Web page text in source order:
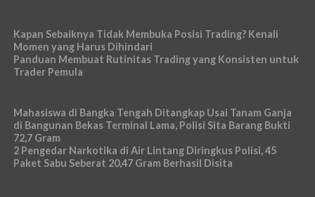
Kapan Sebaiknya Tidak Membuka Posisi Trading? Kenali
Momen yang Harus Dihindari
Panduan Membuat Rutinitas Trading yang Konsisten untuk
Trader Pemula
Mahasiswa di Bangka Tengah Ditangkap Usai Tanam Ganja
di Bangunan Bekas Terminal Lama, Polisi Sita Barang Bukti
72,7 Gram
2 Pengedar Narkotika di Air Lintang Diringkus Polisi, 45
Paket Sabu Seberat 20,47 Gram Berhasil Disita